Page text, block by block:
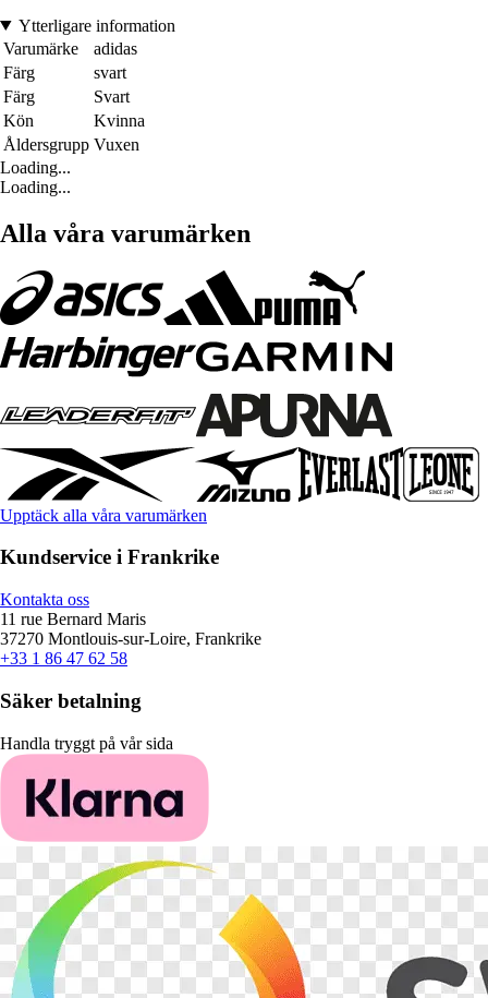
Ytterligare information
Varumärke
adidas
Färg
svart
Färg
Svart
Kön
Kvinna
Åldersgrupp Vuxen
Loading...
Loading...
Alla våra varumärken
Upptäck alla våra varumärken
Kundservice i Frankrike
Kontakta oss
11 rue Bernard Maris
37270 Montlouis-sur-Loire, Frankrike
+33 1 86 47 62 58
Säker betalning
Handla tryggt på vår sida